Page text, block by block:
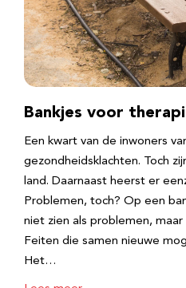
Bankjes voor
Een kwart van de inwoners
gezondheidsklachten. Toch
land. Daarnaast heerst er
Problemen, toch? Op een
niet zien als problemen,
Feiten die samen nieuwe
Het…